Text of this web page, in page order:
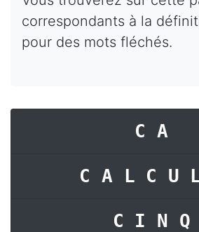
correspondants à la
pour des mots fléchés.
CA
CINQ